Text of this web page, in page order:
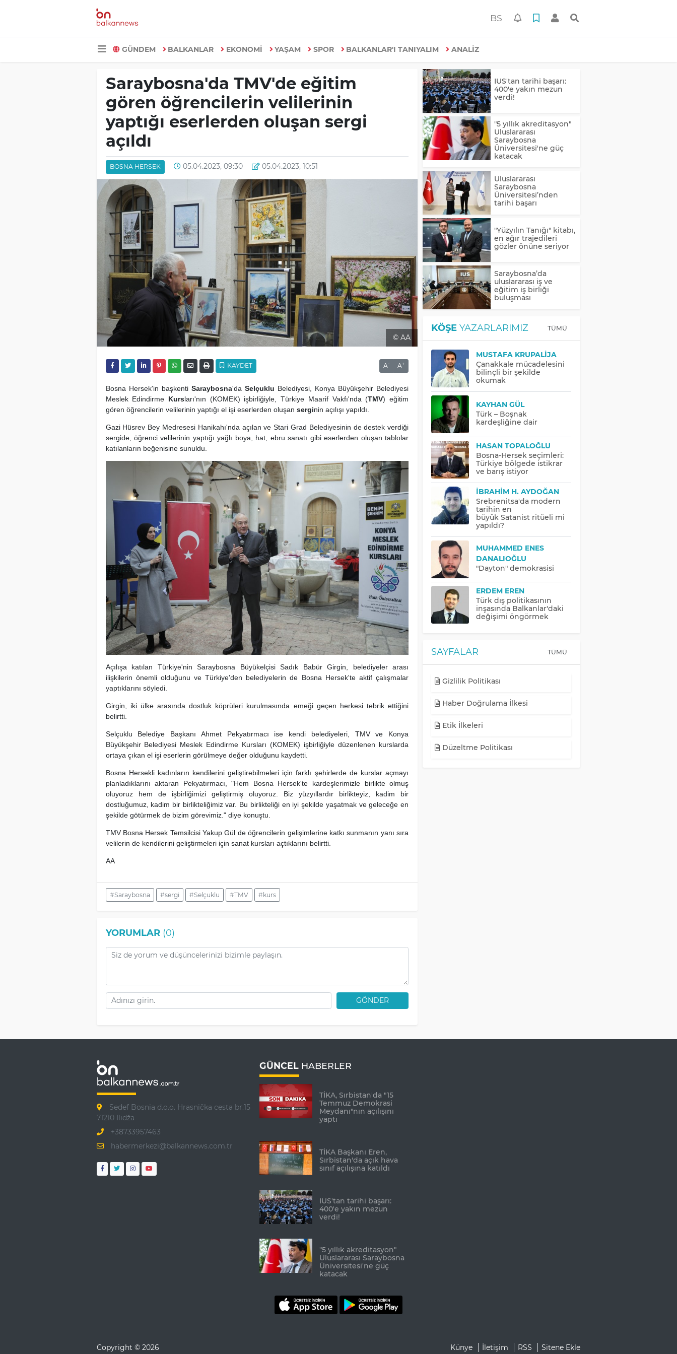
BS
GÜNDEM BALKANLAR EKONOMİ YAŞAM SPOR BALKANLAR'I TANIYALIM ANALİZ
Saraybosna'da TMV'de eğitim
gören öğrencilerin velilerinin
yaptığı eserlerden oluşan sergi
açıldı
BOSNA HERSEK 05.04.2023, 09:30 05.04.2023, 10:51
© AA
KAYDET A- A+
Bosna Hersek'in başkenti Saraybosna'da Selçuklu Belediyesi, Konya Büyükşehir Belediyesi
Meslek Edindirme Kursları'nın (KOMEK) işbirliğiyle, Türkiye Maarif Vakfı'nda (TMV) eğitim
gören öğrencilerin velilerinin yaptığı el işi eserlerden oluşan serginin açılışı yapıldı.
Gazi Hüsrev Bey Medresesi Hanikahı'nda açılan ve Stari Grad Belediyesinin de destek verdiği
sergide, öğrenci velilerinin yaptığı yağlı boya, hat, ebru sanatı gibi eserlerden oluşan tablolar
katılanların beğenisine sunuldu.
Açılışa katılan Türkiye'nin Saraybosna Büyükelçisi Sadık Babür Girgin, belediyeler arası
ilişkilerin önemli olduğunu ve Türkiye'den belediyelerin de Bosna Hersek'te aktif çalışmalar
yaptıklarını söyledi.
Girgin, iki ülke arasında dostluk köprüleri kurulmasında emeği geçen herkesi tebrik ettiğini
belirtti.
Selçuklu Belediye Başkanı Ahmet Pekyatırmacı ise kendi belediyeleri, TMV ve Konya
Büyükşehir Belediyesi Meslek Edindirme Kursları (KOMEK) işbirliğiyle düzenlenen kurslarda
ortaya çıkan el işi eserlerin görülmeye değer olduğunu kaydetti.
Bosna Hersekli kadınların kendilerini geliştirebilmeleri için farklı şehirlerde de kurslar açmayı
planladıklarını aktaran Pekyatırmacı, "Hem Bosna Hersek'te kardeşlerimizle birlikte olmuş
oluyoruz hem de işbirliğimizi geliştirmiş oluyoruz. Biz yüzyıllardır birlikteyiz, kadim bir
dostluğumuz, kadim bir birlikteliğimiz var. Bu birlikteliği en iyi şekilde yaşatmak ve geleceğe en
şekilde götürmek de bizim görevimiz." diye konuştu.
TMV Bosna Hersek Temsilcisi Yakup Gül de öğrencilerin gelişimlerine katkı sunmanın yanı sıra
velilerin de kendilerini geliştirmeleri için sanat kursları açtıklarını belirtti.
AA
#Saraybosna #sergi #Selçuklu #TMV #kurs
YORUMLAR(0)
GÖNDER
IUS'tan tarihi başarı:
400'e yakın mezun
verdi!
"5 yıllık akreditasyon"
Uluslararası
Saraybosna
Üniversitesi'ne güç
katacak
Uluslararası
Saraybosna
Üniversitesi’nden
tarihi başarı
"Yüzyılın Tanığı" kitabı,
en ağır trajedileri
gözler önüne seriyor
Saraybosna’da
uluslararası iş ve
eğitim iş birliği
buluşması
KÖŞE YAZARLARIMIZ TÜMÜ
MUSTAFA KRUPALIJA
Çanakkale mücadelesini
bilinçli bir şekilde
okumak
KAYHAN GÜL
Türk – Boşnak
kardeşliğine dair
HASAN TOPALOĞLU
Bosna-Hersek seçimleri:
Türkiye bölgede istikrar
ve barış istiyor
İBRAHIM H. AYDOĞAN
Srebrenitsa'da modern
tarihin en
büyük Satanist ritüeli mi
yapıldı?
MUHAMMED ENES
DANALIOĞLU
"Dayton" demokrasisi
ERDEM EREN
Türk dış politikasının
inşasında Balkanlar'daki
değişimi öngörmek
SAYFALAR TÜMÜ
Gizlilik Politikası
Haber Doğrulama İlkesi
Etik İlkeleri
Düzeltme Politikası
Sedef Bosnia d.o.o. Hrasnička cesta br.15
71210 Ilidža
+38733957463
habermerkezi@balkannews.com.tr
GÜNCEL HABERLER
TİKA, Sırbistan'da "15
Temmuz Demokrasi
Meydanı"nın açılışını
yaptı
TİKA Başkanı Eren,
Sırbistan'da açık hava
sınıf açılışına katıldı
IUS'tan tarihi başarı:
400'e yakın mezun
verdi!
"5 yıllık akreditasyon"
Uluslararası Saraybosna
Üniversitesi'ne güç
katacak
Copyright © 2026
Künye İletişim RSS Sitene Ekle